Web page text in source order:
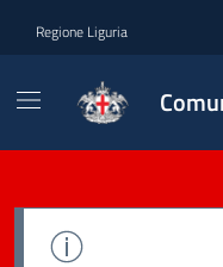
Regione Liguria